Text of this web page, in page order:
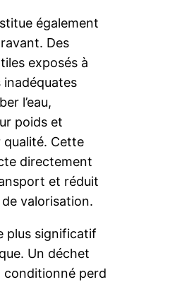
également
Des
exposés à
l’eau,
poids et
qualité. Cette
directement
et réduit
valorisation.
plus significatif
Un déchet
conditionné perd